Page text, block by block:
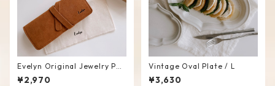
Evelyn Original Jewelry Pou
ch
¥2,970
Vintage Oval Plate / L
¥3,630